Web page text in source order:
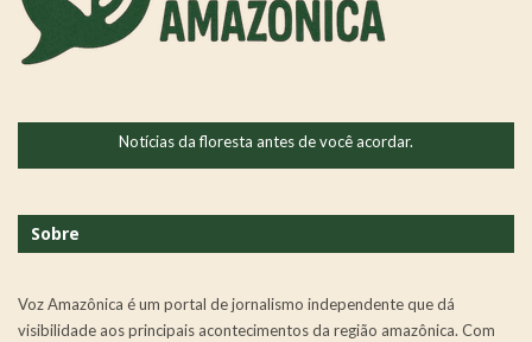
Notícias da floresta antes de você acordar.
Sobre
Voz Amazônica é um portal de jornalismo independente que dá
visibilidade aos principais acontecimentos da região amazônica. Com